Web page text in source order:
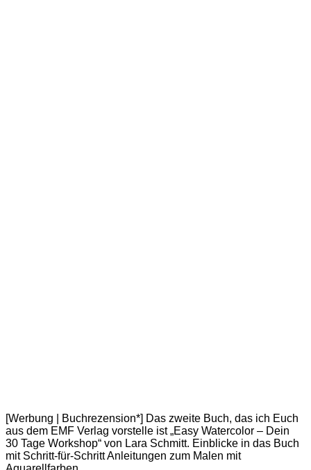
[Werbung | Buchrezension*] Das zweite Buch, das ich Euch
aus dem EMF Verlag vorstelle ist „Easy Watercolor – Dein
30 Tage Workshop“ von Lara Schmitt. Einblicke in das Buch
mit Schritt-für-Schritt Anleitungen zum Malen mit